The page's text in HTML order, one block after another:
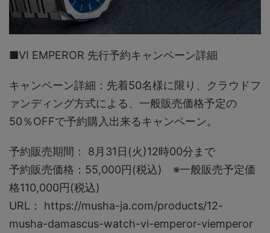
■VI EMPEROR 先行予約キャンペーン詳細
キャンペーン詳細：先着50名様に限り、クラウドフ
ァンディング方式による、一般販売価格予定の
50％OFFで予約購入出来るキャンペーン。
予約販売期間： 8月31日(火)12時00分まで
予約販売価格：55,000円(税込) ※一般販売予定価
格110,000円(税込)
URL： https://musha-ja.com/products/12-
musha-damascus-watch-vi-emperor-viemperor